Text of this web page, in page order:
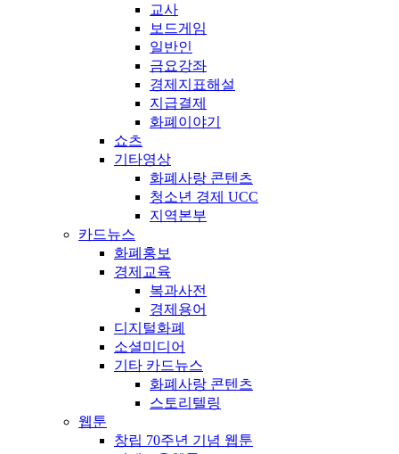
교사
보드게임
일반인
금요강좌
경제지표해설
지급결제
화폐이야기
쇼츠
기타영상
화폐사랑 콘텐츠
청소년 경제 UCC
지역본부
카드뉴스
화폐홍보
경제교육
복과사전
경제용어
디지털화폐
소셜미디어
기타 카드뉴스
화폐사랑 콘텐츠
스토리텔링
웹툰
창립 70주년 기념 웹툰